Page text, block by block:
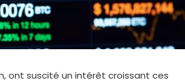
ont suscité un intérêt croissant ces